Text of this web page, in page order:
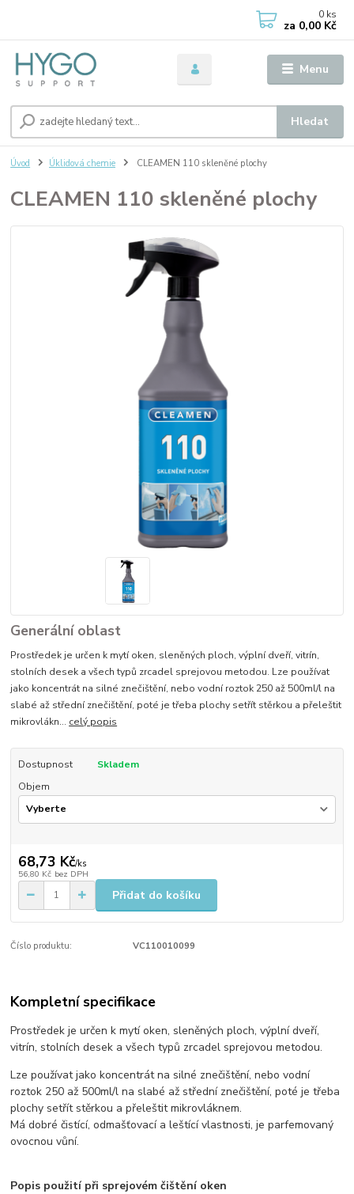
Menu
Hledat
0 ks
za 0,00 Kč
Úvod Úklidová chemie CLEAMEN 110 skleněné plochy
CLEAMEN 110 skleněné plochy
Generální oblast
Prostředek je určen k mytí oken, sleněných ploch, výplní dveří, vitrín,
stolních desek a všech typů zrcadel sprejovou metodou. Lze používat
jako koncentrát na silné znečištění, nebo vodní roztok 250 až 500ml/l na
slabé až střední znečištění, poté je třeba plochy setřít stěrkou a přeleštit
mikrovlákn... celý popis
Dostupnost
Skladem
Objem
68,73 Kč/ks
56,80 Kč bez DPH
Přidat do košíku
Číslo produktu: VC110010099
Kompletní specifikace
Prostředek je určen k mytí oken, sleněných ploch, výplní dveří,
vitrín, stolních desek a všech typů zrcadel sprejovou metodou.
Lze používat jako koncentrát na silné znečištění, nebo vodní
roztok 250 až 500ml/l na slabé až střední znečištění, poté je třeba
plochy setřít stěrkou a přeleštit mikrovláknem.
Má dobré čistící, odmašťovací a leštící vlastnosti, je parfemovaný
ovocnou vůní.
Popis použití při sprejovém čištění oken